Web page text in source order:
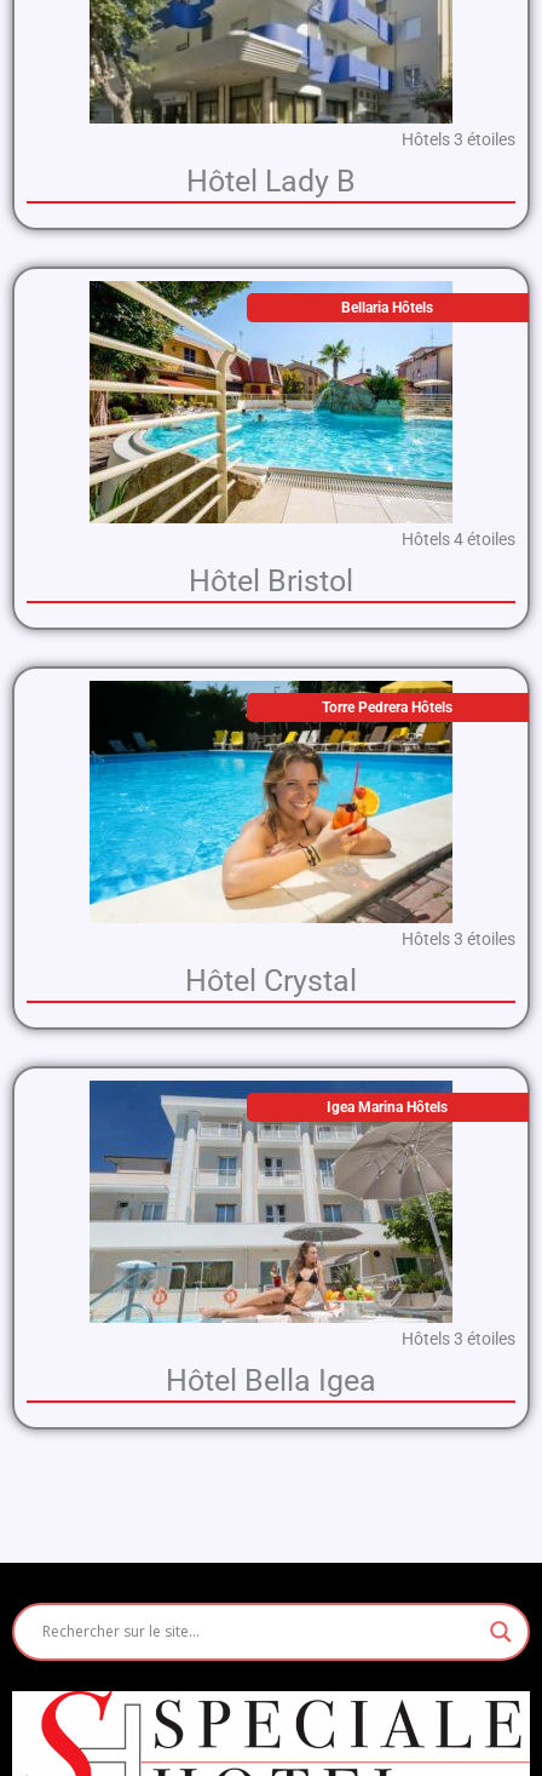
Hôtels 3 étoiles
Hôtel Lady B
Bellaria Hôtels
Hôtels 4 étoiles
Hôtel Bristol
Torre Pedrera Hôtels
Hôtels 3 étoiles
Hôtel Crystal
Igea Marina Hôtels
Hôtels 3 étoiles
Hôtel Bella Igea